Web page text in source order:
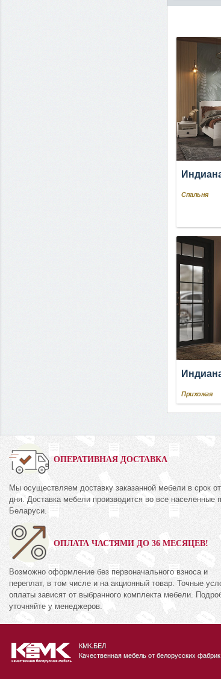
Спальня
Прихожая
ОПЕРАТИВНАЯ ДОСТАВКА
Мы осуществляем доставку заказанной мебели в срок от
дня. Доставка мебели производится во все населенные
Беларуси.
ОПЛАТА ЧАСТЯМИ ДО 36 МЕСЯЦЕВ!
Возможно оформление без первоначального взноса и
переплат, в том числе и на акционный товар. Точные
оплаты зависят от выбранного комплекта мебели.
уточняйте у менеджеров.
руб. 371
КМК.БЕЛ
Качественная мебель от белорусских фабрик